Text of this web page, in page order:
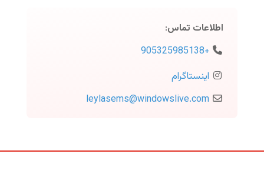
اطلاعات تماس:
+905325985138
اینستاگرام
leylasems@windowslive.com